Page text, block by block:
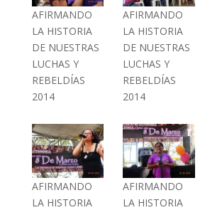
AFIRMANDO
LA HISTORIA
DE NUESTRAS
LUCHAS Y
REBELDÍAS
2014
AFIRMANDO
LA HISTORIA
DE NUESTRAS
LUCHAS Y
REBELDÍAS
2014
AFIRMANDO
LA HISTORIA
AFIRMANDO
LA HISTORIA